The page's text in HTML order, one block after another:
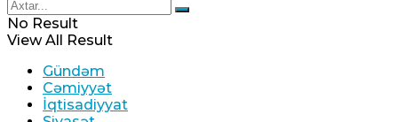
Suriyanın paytaxtı Dəməşqdə güclü
No Result
View All Result
Gündəm
Cəmiyyət
İqtisadiyyat